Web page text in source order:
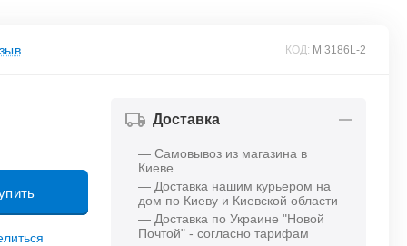
КОД: M 3186L-2
Доставка
— Самовывоз из магазина в
Киеве
— Доставка нашим курьером на
дом по Киеву и Киевской области
— Доставка по Украине "Новой
Почтой" - согласно тарифам